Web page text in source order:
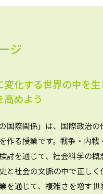
ジ
変化する世界の中を
高めよう
の国際関係」は、国際政治
作る授業です。戦争・内
討を通じて、社会科学の
と社会の文脈の中で正しく
を通じて、複雑さを増す